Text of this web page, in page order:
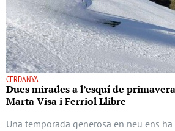
CERDANYA
Dues mirades a l’esquí de
Marta Visa i Ferriol Llibre
Una temporada generosa en neu ens